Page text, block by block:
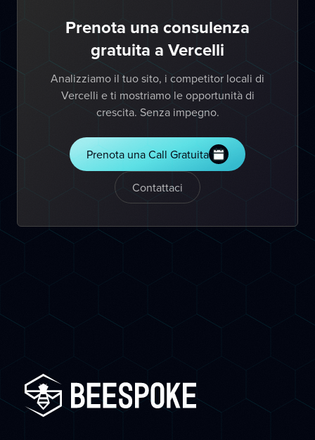
Prenota una consulenza
gratuita a Vercelli
Analizziamo il tuo sito, i competitor locali di
Vercelli e ti mostriamo le opportunità di
crescita. Senza impegno.
Prenota una Call Gratuita
Contattaci